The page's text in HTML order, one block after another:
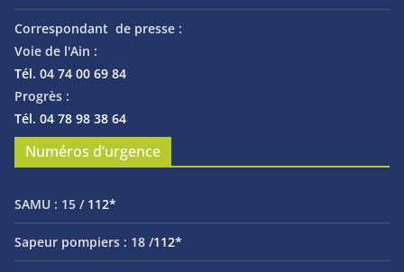
Correspondant de presse :
Voie de l'Ain :
Tél. 04 74 00 69 84
Progrès :
Tél. 04 78 98 38 64
Numéros d’urgence
SAMU : 15 / 112*
Sapeur pompiers : 18 /112*